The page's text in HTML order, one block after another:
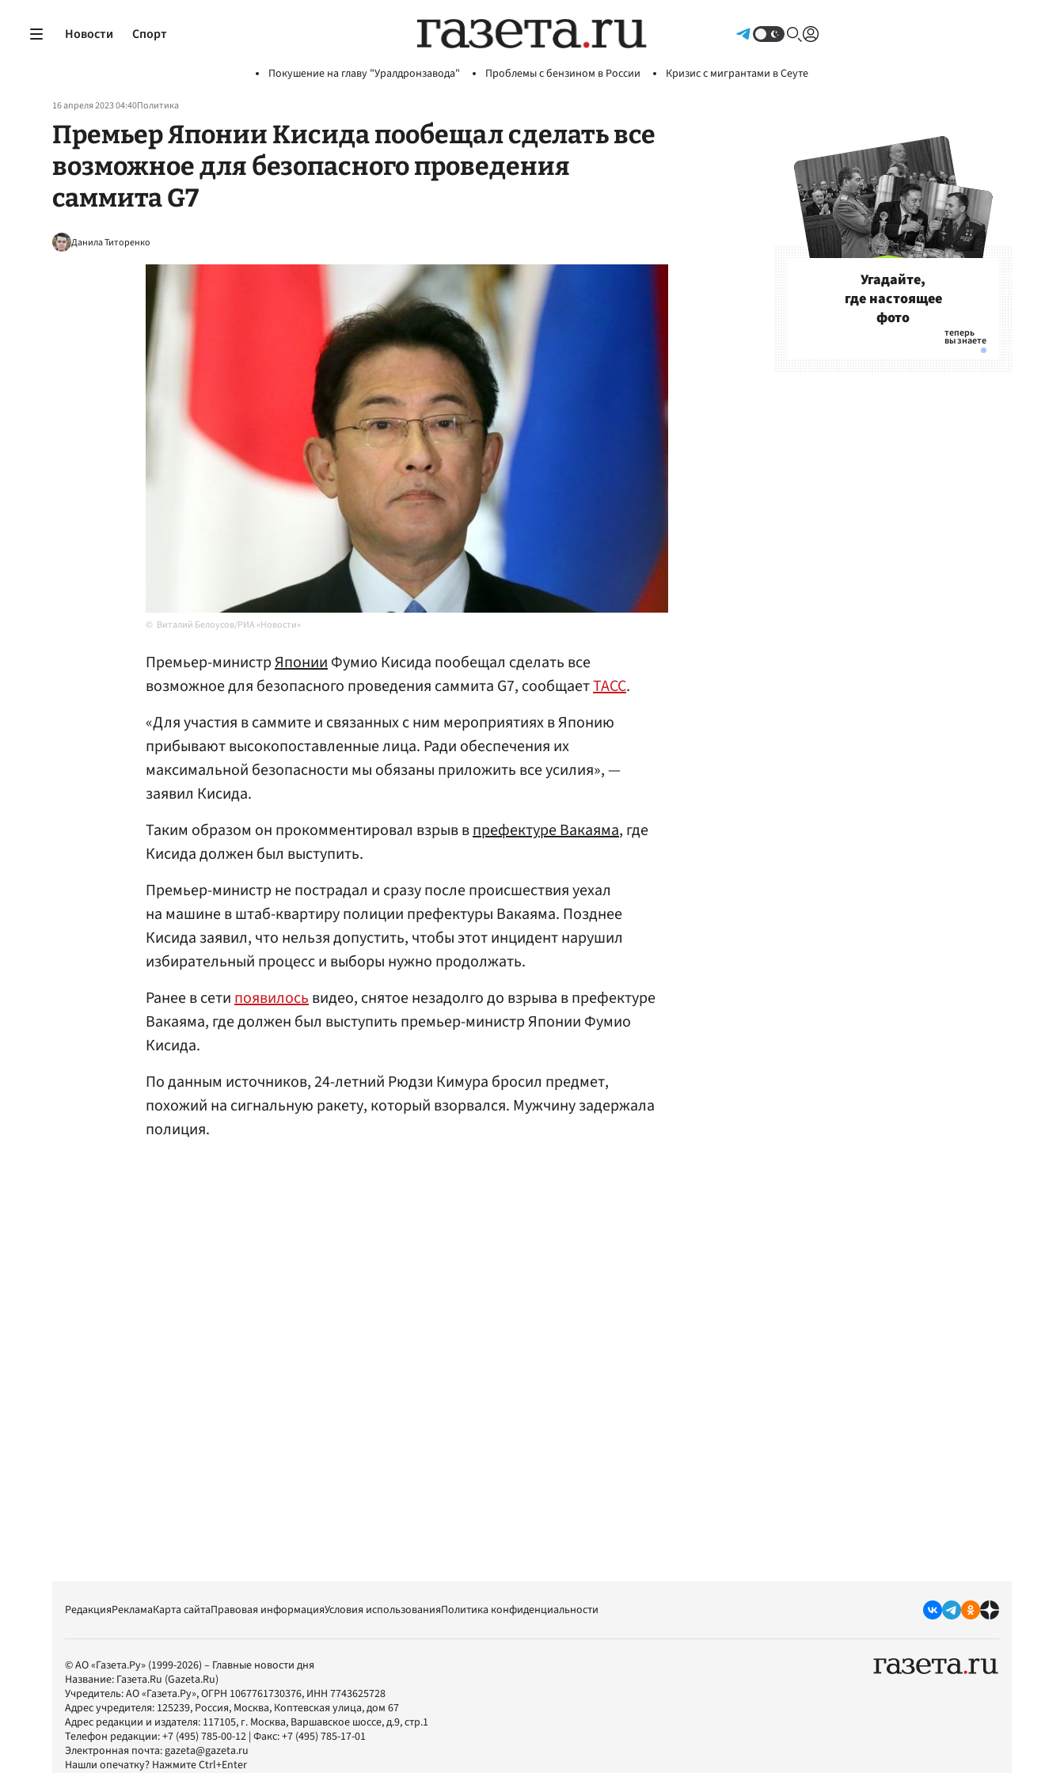
Новости Спорт
Покушение на главу "Уралдронзавода" Проблемы с бензином в России Кризис с мигрантами в Сеуте
16 апреля 2023 04:40Политика
Премьер Японии Кисида пообещал сделать все
возможное для безопасного проведения
саммита G7
Данила Титоренко
Виталий Белоусов/РИА «Новости»
Премьер-министрЯпонииФумио Кисида пообещал сделать все
возможное для безопасного проведения саммита G7, сообщаетТАСС.
«Для участия в саммите и связанных с ним мероприятиях в Японию
прибывают высокопоставленные лица. Ради обеспечения их
максимальной безопасности мы обязаны приложить все усилия», —
заявил Кисида.
Таким образом он прокомментировал взрыв впрефектуре Вакаяма, где
Кисида должен был выступить.
Премьер-министр не пострадал и сразу после происшествия уехал
на машине в штаб-квартиру полиции префектуры Вакаяма. Позднее
Кисида заявил, что нельзя допустить, чтобы этот инцидент нарушил
избирательный процесс и выборы нужно продолжать.
Ранее в сетипоявилосьвидео, снятое незадолго до взрыва в префектуре
Вакаяма, где должен был выступить премьер-министр Японии Фумио
Кисида.
По данным источников, 24-летний Рюдзи Кимура бросил предмет,
похожий на сигнальную ракету, который взорвался. Мужчину задержала
полиция.
Угадайте,
где настоящее
фото
РедакцияРекламаКарта сайтаПравовая информацияУсловия использованияПолитика конфиденциальности
© АО «Газета.Ру» (1999-2026) – Главные новости дня
Название: Газета.Ru (Gazeta.Ru)
Учредитель:АО «Газета.Ру», ОГРН 1067761730376, ИНН 7743625728
Адрес учредителя: 125239, Россия, Москва, Коптевская улица, дом 67
Адрес редакции и издателя: 117105, г. Москва, Варшавское шоссе, д.9, стр.1
Телефон редакции:+7 (495) 785-00-12 | Факс:+7 (495) 785-17-01
Электронная почта:gazeta@gazeta.ru
Нашли опечатку? Нажмите Ctrl+Enter